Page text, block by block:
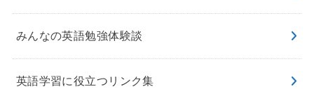
みんなの英語勉強体験談
英語学習に役立つリンク集